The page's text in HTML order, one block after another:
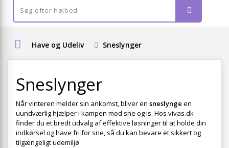
Have og Udeliv Sneslynger
Sneslynger
Når vinteren melder sin ankomst, bliver en sneslynge en
uundværlig hjælper i kampen mod sne og is. Hos vivas.dk
finder du et bredt udvalg af effektive løsninger til at holde din
indkørsel og have fri for sne, så du kan bevare et sikkert og
tilgængeligt udemiljø.